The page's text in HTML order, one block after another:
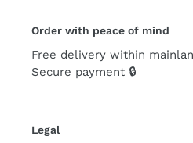
Order with peace of mind
Free delivery within
Secure payment 🔒
Legal